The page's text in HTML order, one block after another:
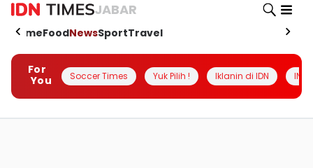
JABAR
HomeFoodNewsSportTravel
For
You
Soccer Times Yuk Pilih ! Iklanin di IDN